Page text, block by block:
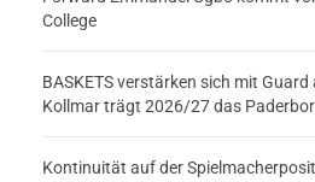
College
BASKETS verstärken sich mit Guard
Kollmar trägt 2026/27 das
Kontinuität auf der